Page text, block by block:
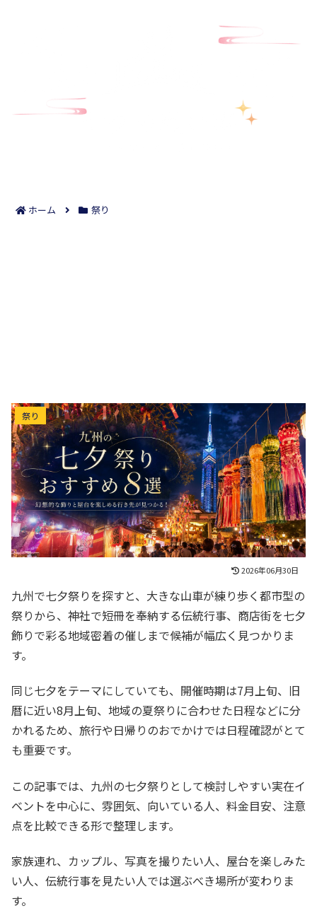
ホーム 祭り
九州の七夕祭りおすすめ8選｜幻想的な飾りと屋台
を楽しめる行き先が見つかる！
祭り
2026年06月30日
九州で七夕祭りを探すと、大きな山車が練り歩く都市型の
祭りから、神社で短冊を奉納する伝統行事、商店街を七夕
飾りで彩る地域密着の催しまで候補が幅広く見つかりま
す。
同じ七夕をテーマにしていても、開催時期は7月上旬、旧
暦に近い8月上旬、地域の夏祭りに合わせた日程などに分
かれるため、旅行や日帰りのおでかけでは日程確認がとて
も重要です。
この記事では、九州の七夕祭りとして検討しやすい実在イ
ベントを中心に、雰囲気、向いている人、料金目安、注意
点を比較できる形で整理します。
家族連れ、カップル、写真を撮りたい人、屋台を楽しみた
い人、伝統行事を見たい人では選ぶべき場所が変わりま
す。